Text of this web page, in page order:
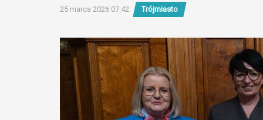
25 marca 2026 07:42 Trójmiasto